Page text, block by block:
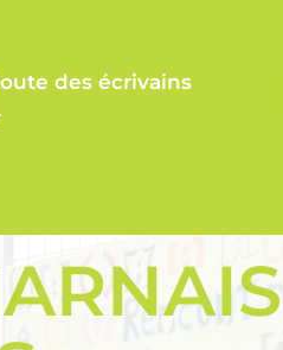
des écrivains